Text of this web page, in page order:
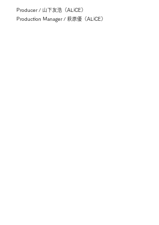
Producer / 山下友浩（ALiCE）
Production Manager / 萩原優（ALiCE）